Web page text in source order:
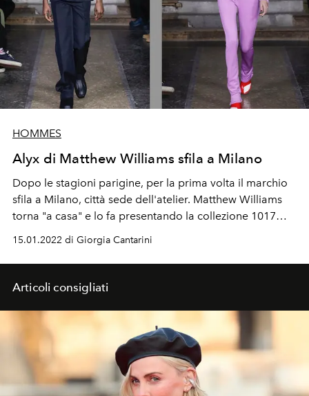
HOMMES
Alyx di Matthew Williams sfila a Milano
Dopo le stagioni parigine, per la prima volta il marchio
sfila a Milano, città sede dell'atelier. Matthew Williams
torna "a casa" e lo fa presentando la collezione 1017
all'interno della chiesa sconsacrata di San Vittore e 40
Martiri nella periferia della Milano Sud
15.01.2022 di Giorgia Cantarini
Articoli consigliati